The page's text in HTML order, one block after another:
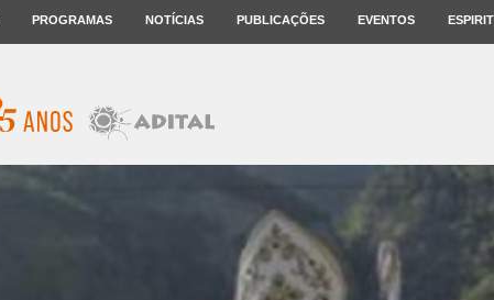
PROGRAMAS NOTÍCIAS PUBLICAÇÕES EVENTOS